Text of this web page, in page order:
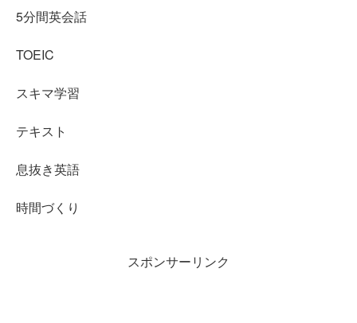
5分間英会話
TOEIC
スキマ学習
テキスト
息抜き英語
時間づくり
スポンサーリンク